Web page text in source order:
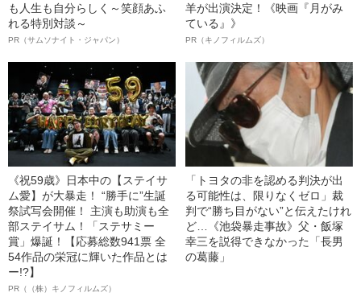
も人生も自分らしく～笑顔あふ
れる特別対談～
PR（サムソナイト・ジャパン）
羊が出演決定！《映画『月がみ
ている』》
PR（キノフィルムズ）
《祝59歳》日本中の【ステイサ
ム愛】が大暴走！ “勝手に”生誕
祭試写会開催！ 主演も助演も全
部ステイサム！「ステサミー
賞」爆誕！【応募総数941票 全
54作品の栄冠に輝いた作品とは
ー!?】
PR（（株）キノフィルムズ）
「トヨタの非を認める判決が出
る可能性は、限りなくゼロ」裁
判で“勝ち目がない”と伝えたけれ
ど…《池袋暴走事故》父・飯塚
幸三を説得できなかった「長男
の葛藤」